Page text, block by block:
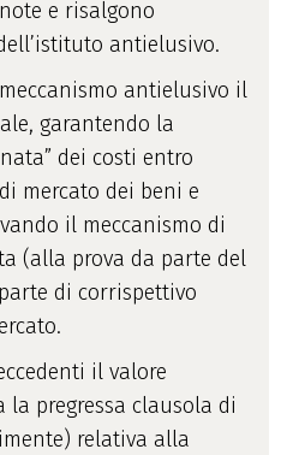
e risalgono
antielusivo.
antielusivo il
garantendo la
dei costi entro
mercato dei beni e
il meccanismo di
(alla prova da parte del
di corrispettivo
il valore
pregressa clausola di
relativa alla